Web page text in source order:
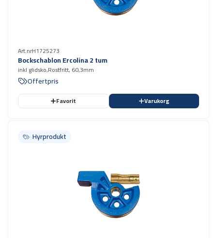
Art.nrH1725273
Bockschablon Ercolina 2 tum
inkl glidsko,Rostfritt, 60,3mm
Offertpris
Favorit Varukorg
Hyrprodukt
Hyrprodukt